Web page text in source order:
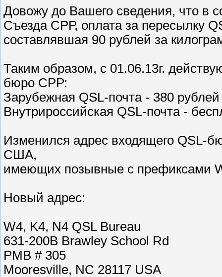
Довожу до Вашего сведения, что в
Съезда СРР, оплата за пересылку
составлявшая 90 рублей за
Таким образом, с 01.06.13г.
бюро СРР:
Зарубежная QSL-почта - 380
Внутрироссийская QSL-почта -
Изменился адрес входящего QSL-
США,
имеющих позывные с префиксами
Новый адрес:
W4, K4, N4 QSL Bureau
631-200B Brawley School Rd
PMB # 305
Mooresville, NC 28117 USA